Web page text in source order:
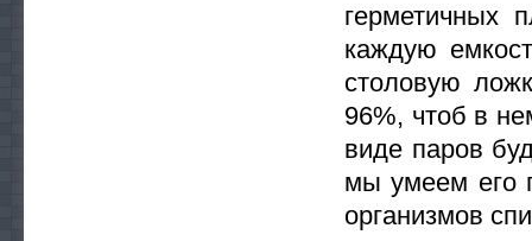
герметичных
каждую
столовую
96%, чтоб в
виде паров
мы умеем его
организмов